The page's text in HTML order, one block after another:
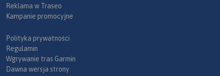
Reklama w Traseo
Kampanie promocyjne
Polityka prywatności
Regulamin
Wgrywanie tras Garmin
Dawna wersja strony